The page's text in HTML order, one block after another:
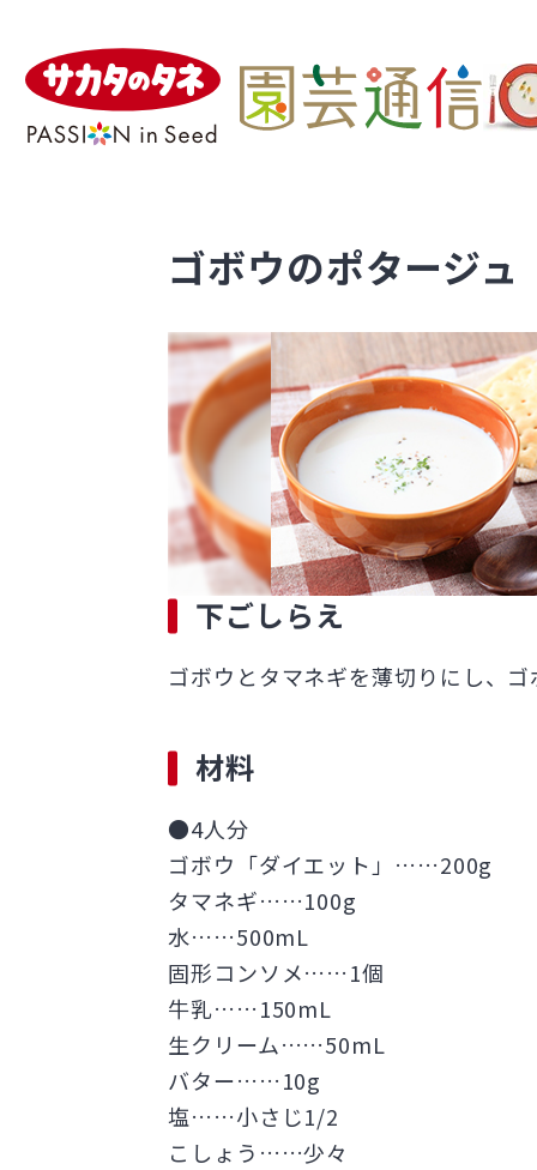
ゴボウのポタージュ
下ごしらえ
ゴボウとタマネギを薄切りにし、
材料
●4人分
ゴボウ「ダイエット」……200g
タマネギ……100g
水……500mL
固形コンソメ……1個
牛乳……150mL
生クリーム……50mL
バター……10g
塩……小さじ1/2
こしょう……少々